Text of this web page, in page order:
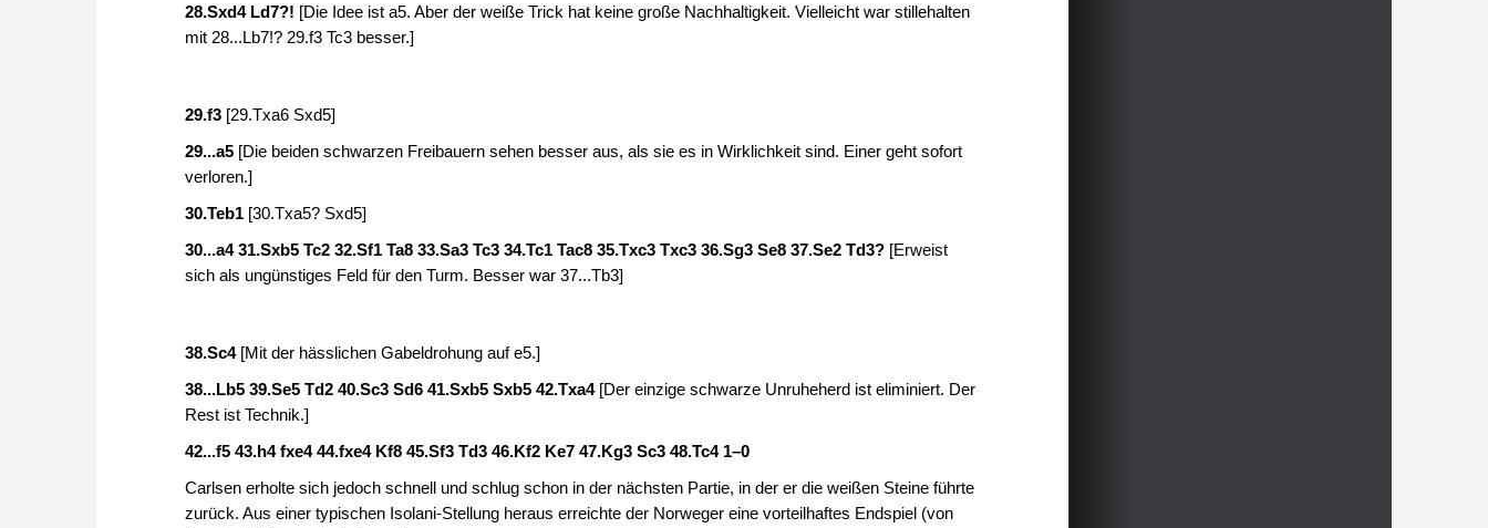
28.Sxd4 Ld7?! [Die Idee ist a5. Aber der weiße Trick hat keine große Nachhaltigkeit. Vielleicht war stillehalten
mit 28...Lb7!? 29.f3 Tc3 besser.]
29.f3 [29.Txa6 Sxd5]
29...a5 [Die beiden schwarzen Freibauern sehen besser aus, als sie es in Wirklichkeit sind. Einer geht sofort
verloren.]
30.Teb1 [30.Txa5? Sxd5]
30...a4 31.Sxb5 Tc2 32.Sf1 Ta8 33.Sa3 Tc3 34.Tc1 Tac8 35.Txc3 Txc3 36.Sg3 Se8 37.Se2 Td3? [Erweist
sich als ungünstiges Feld für den Turm. Besser war 37...Tb3]
38.Sc4 [Mit der hässlichen Gabeldrohung auf e5.]
38...Lb5 39.Se5 Td2 40.Sc3 Sd6 41.Sxb5 Sxb5 42.Txa4 [Der einzige schwarze Unruheherd ist eliminiert. Der
Rest ist Technik.]
42...f5 43.h4 fxe4 44.fxe4 Kf8 45.Sf3 Td3 46.Kf2 Ke7 47.Kg3 Sc3 48.Tc4 1–0
Carlsen erholte sich jedoch schnell und schlug schon in der nächsten Partie, in der er die weißen Steine führte
zurück. Aus einer typischen Isolani-Stellung heraus erreichte der Norweger eine vorteilhaftes Endspiel (von